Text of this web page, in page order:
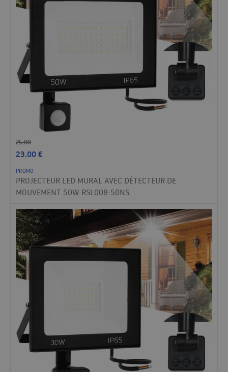
25.00
23.00€
PROMO
PROJECTEUR LED MURAL AVEC DÉTECTEUR DE
MOUVEMENT 50W RSL008-50NS